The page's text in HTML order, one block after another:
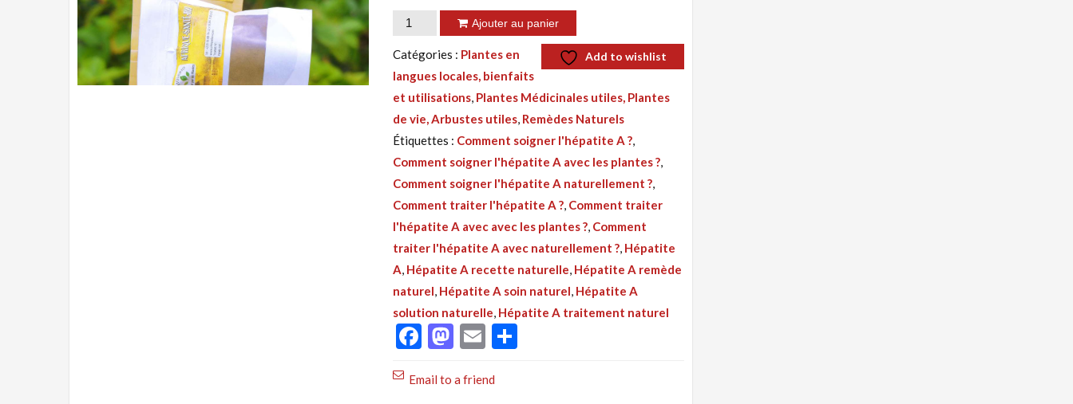
quantité
Tisane
361
:
Hépatite
A
Recette
Naturelle
Par
les
Feuilles
Ajouter au panier
Add to wishlist
Catégories : Plantes en
langues locales, bienfaits
et utilisations, Plantes Médicinales utiles, Plantes
de vie, Arbustes utiles, Remèdes Naturels
Étiquettes : Comment soigner l'hépatite A ?,
Comment soigner l'hépatite A avec les plantes ?,
Comment soigner l'hépatite A naturellement ?,
Comment traiter l'hépatite A ?, Comment traiter
l'hépatite A avec avec les plantes ?, Comment
traiter l'hépatite A avec naturellement ?, Hépatite
A, Hépatite A recette naturelle, Hépatite A remède
naturel, Hépatite A soin naturel, Hépatite A
solution naturelle, Hépatite A traitement naturel
Facebook
Mastodon
Email
Email to a friend